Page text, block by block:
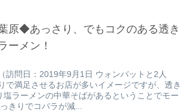
原◆あっさり、でもコクのある透き
ーメン！
問日：2019年9月1日 ウォンバットと2人
で満足させるお店が多いイメージですが、透き
ラーメンの中華そばがあるということでモー
きりでコバラが減...